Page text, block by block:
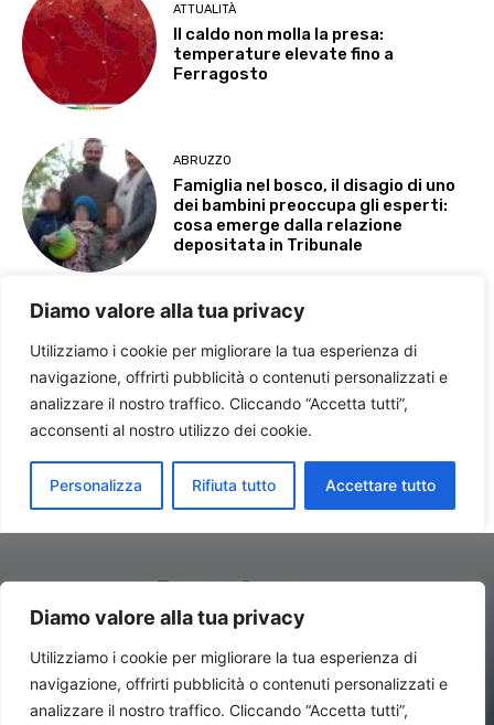
Diamo valore alla tua privacy
Utilizziamo i cookie per migliorare la tua esperienza di
navigazione, offrirti pubblicità o contenuti personalizzati e
analizzare il nostro traffico. Cliccando “Accetta tutti”,
Contatti//Redazione:redazione@newsitalynews.it